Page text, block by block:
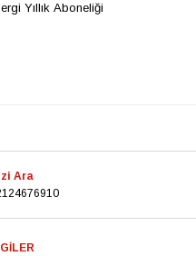
Yıllık Aboneliği
Ara